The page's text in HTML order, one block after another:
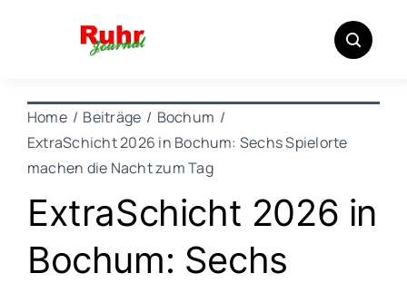
Home Beiträge
Bochum
ExtraSchicht 2026 in Bochum: Sechs Spielorte
machen die Nacht zum Tag
ExtraSchicht 2026 in
Bochum: Sechs